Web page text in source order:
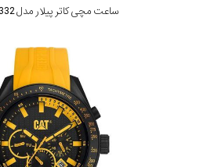
ساعت مچی کاتر پیلار مدل LQ.161.23.332